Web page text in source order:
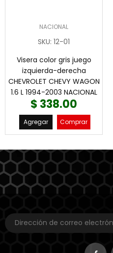
NACIONAL
SKU: 12-01
Visera color gris juego
izquierda-derecha
CHEVROLET CHEVY WAGON
1.6 L 1994-2003 NACIONAL
$ 338.00
Agregar Comprar